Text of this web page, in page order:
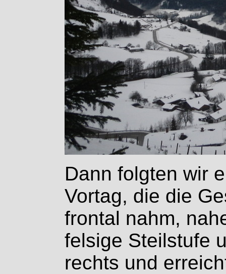
Dann folgten wir
Vortag, die die
frontal nahm,
felsige Steilstufe
rechts und